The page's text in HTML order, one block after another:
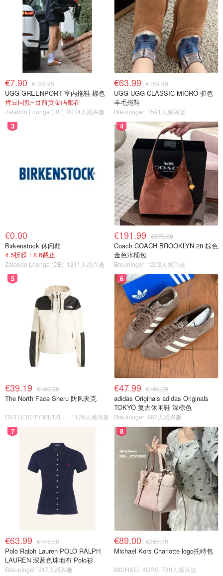
€7.90 €129.95
UGG GREENPORT 室内拖鞋 棕色
肯豆同款~目前黄金码都在
Zalando Lounge (DE) 2074人感兴趣
€63.99 €159.99
UGG UGG CLASSIC MICRO 驼色
羊毛拖鞋
Breuninger 1591人感兴趣
3
€0.00
Birkenstock 休闲鞋
4.5折起！8.6截止
Zalando Lounge (DE) 1211人感兴趣
4
€191.99 €375.00
Coach COACH BROOKLYN 28 棕色
金色水桶包
Breuninger 1203人感兴趣
5
€39.19 €100.00
The North Face Sheru 防风夹克
1176人感兴趣
6
€47.99 €100.00
adidas Originals adidas Originals
TOKYO 复古休闲鞋 深棕色
Breuninger 987人感兴趣
7
€63.99 €145.00
Polo Ralph Lauren POLO RALPH
LAUREN 深蓝色珠地布 Polo衫
Breuninger 917人感兴趣
8
€89.00 €295.00
Michael Kors Charlotte logo托特包
MICHAEL KORS 780人感兴趣